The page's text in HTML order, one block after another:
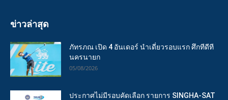
ข่าวล่าสุด
ภัทรภณ เปิด 4 อันเดอร์ นำเดี่ยวรอบแรก ศึกทีดีที
นครนายก
05/08/2026
ประกาศไม่มีรอบคัดเลือก รายการ SINGHA-SAT